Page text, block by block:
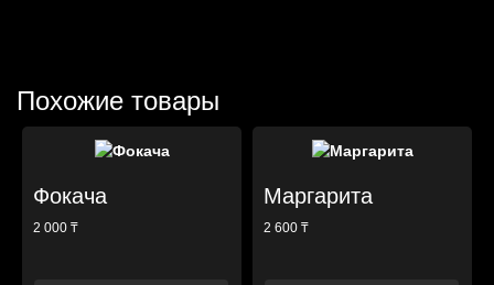
Похожие товары
Фокача
2 000 ₸
Маргарита
2 600 ₸